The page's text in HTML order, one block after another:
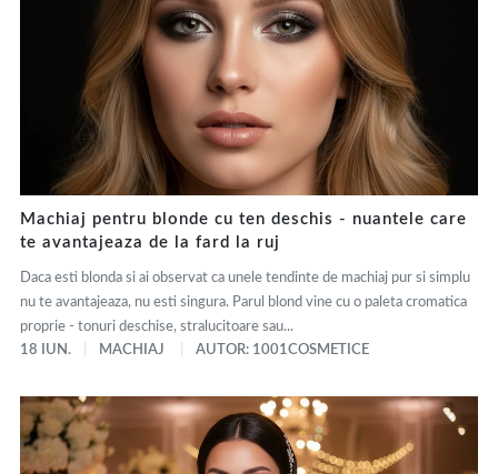
Machiaj pentru blonde cu ten deschis - nuantele care
te avantajeaza de la fard la ruj
Daca esti blonda si ai observat ca unele tendinte de machiaj pur si simplu
nu te avantajeaza, nu esti singura. Parul blond vine cu o paleta cromatica
proprie - tonuri deschise, stralucitoare sau...
18 IUN.
MACHIAJ AUTOR: 1001COSMETICE